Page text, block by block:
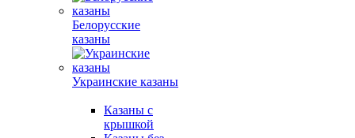
Белорусские
казаны
Украинские казаны
Казаны с
крышкой